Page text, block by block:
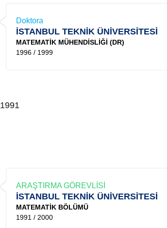
Doktora
İSTANBUL TEKNİK ÜNİVERSİTESİ
MATEMATİK MÜHENDİSLİĞİ (DR)
1996 / 1999
1991
ARAŞTIRMA GÖREVLİSİ
İSTANBUL TEKNİK ÜNİVERSİTESİ
MATEMATİK BÖLÜMÜ
1991 / 2000